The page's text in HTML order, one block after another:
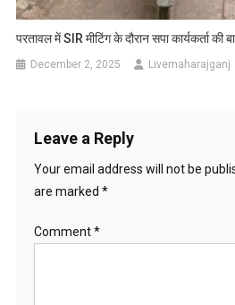
परतावल में SIR मीटिंग के दौरान सपा कार्यकर्ता की
December 2, 2025 Livemaharajganj
Leave a Reply
Your email address will not be
are marked *
Comment*